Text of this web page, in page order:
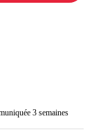
3 semaines